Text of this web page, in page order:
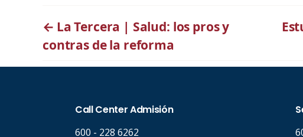
← La Tercera | Salud: los pros y
contras de la reforma